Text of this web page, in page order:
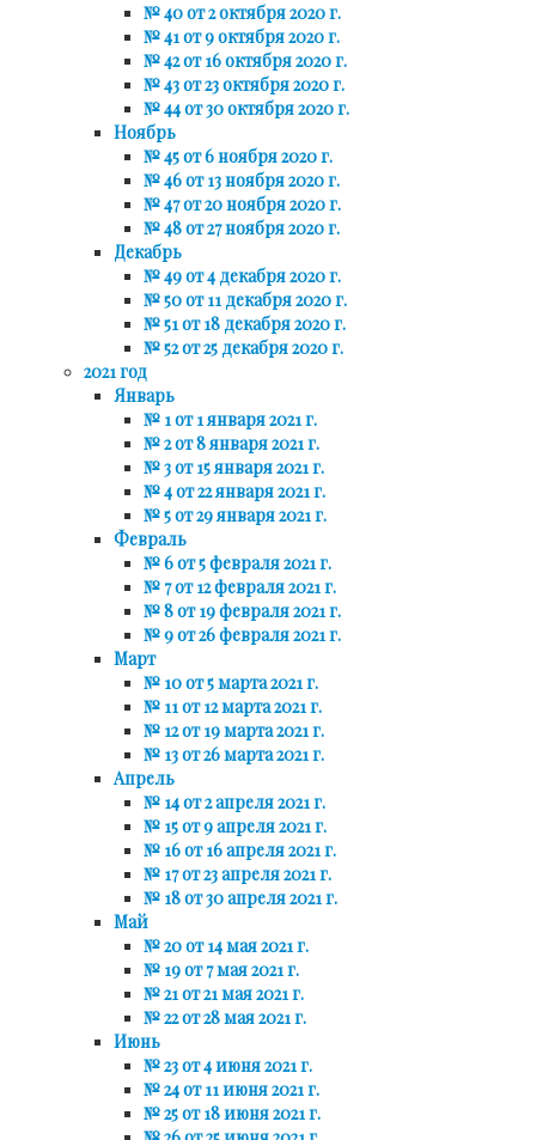
№ 40 от 2 октября 2020 г.
№ 41 от 9 октября 2020 г.
№ 42 от 16 октября 2020 г.
№ 43 от 23 октября 2020 г.
№ 44 от 30 октября 2020 г.
Ноябрь
№ 45 от 6 ноября 2020 г.
№ 46 от 13 ноября 2020 г.
№ 47 от 20 ноября 2020 г.
№ 48 от 27 ноября 2020 г.
Декабрь
№ 49 от 4 декабря 2020 г.
№ 50 от 11 декабря 2020 г.
№ 51 от 18 декабря 2020 г.
№ 52 от 25 декабря 2020 г.
2021 год
Январь
№ 1 от 1 января 2021 г.
№ 2 от 8 января 2021 г.
№ 3 от 15 января 2021 г.
№ 4 от 22 января 2021 г.
№ 5 от 29 января 2021 г.
Февраль
№ 6 от 5 февраля 2021 г.
№ 7 от 12 февраля 2021 г.
№ 8 от 19 февраля 2021 г.
№ 9 от 26 февраля 2021 г.
Март
№ 10 от 5 марта 2021 г.
№ 11 от 12 марта 2021 г.
№ 12 от 19 марта 2021 г.
№ 13 от 26 марта 2021 г.
Апрель
№ 14 от 2 апреля 2021 г.
№ 15 от 9 апреля 2021 г.
№ 16 от 16 апреля 2021 г.
№ 17 от 23 апреля 2021 г.
№ 18 от 30 апреля 2021 г.
Май
№ 20 от 14 мая 2021 г.
№ 19 от 7 мая 2021 г.
№ 21 от 21 мая 2021 г.
№ 22 от 28 мая 2021 г.
Июнь
№ 23 от 4 июня 2021 г.
№ 24 от 11 июня 2021 г.
№ 25 от 18 июня 2021 г.